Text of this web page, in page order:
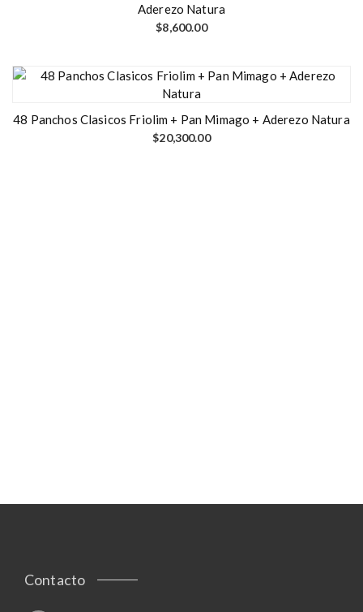
Aderezo Natura
$8,600.00
48 Panchos Clasicos Friolim + Pan Mimago + Aderezo Natura
$20,300.00
Contacto